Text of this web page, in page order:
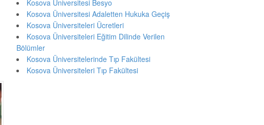
Kosova Üniversitesi Besyo
Kosova Üniversitesi Adaletten Hukuka Geçiş
Kosova Üniversiteleri Ücretleri
Kosova Üniversiteleri Eğitim Dilinde Verilen
Bölümler
Kosova Üniversitelerinde Tıp Fakültesi
Kosova Üniversiteleri Tıp Fakültesi